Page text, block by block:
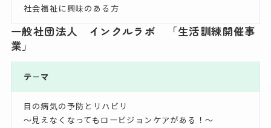
社会福祉に興味のある方
一般社団法人 インクルラボ 「生活訓練開催事
業」
テ－マ
目の病気の予防とリハビリ
～見えなくなってもロービジョンケアがある！～